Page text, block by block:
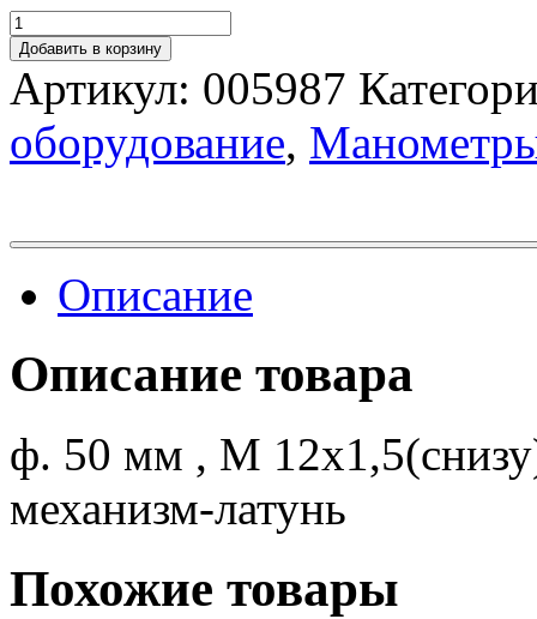
Добавить в корзину
Артикул: 005987
оборудование,
Описание
Описание товара
ф. 50 мм , М
механизм-латунь
Похожие товары